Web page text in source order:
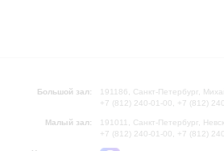
Большой зал:
191186, Санкт-Петербург,
+7 (812) 240-01-00, +7 (812)
Малый зал:
191011, Санкт-Петербург,
+7 (812) 240-01-00, +7 (812)